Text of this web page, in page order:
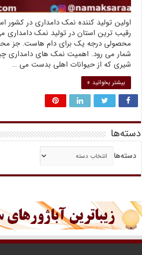
اولین تولید کننده نمک دامداری در
رقیب ترین استان در تولید نمک دامداری
محصولی درجه یک برای دام هاست. جز
شمار می رود. اهمیت نمک های دامداری
شیری که از حیوانات اهلی بدست می …
بیشتر بخوانید »
دسته‌ها
دسته‌ها